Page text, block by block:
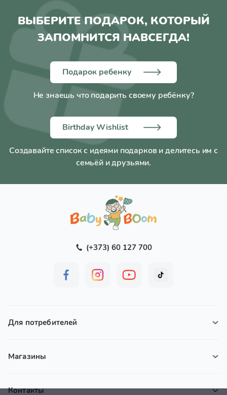
ВЫБЕРИТЕ ПОДАРОК, КОТОРЫЙ
ЗАПОМНИТСЯ НАВСЕГДА!
Подарок ребенку
Не знаешь что подарить своему ребёнку?
Birthday Wishlist
Создавайте список с идеями подарков и делитесь им с
семьёй и друзьями.
(+373) 60 127 700
Для потребителей
Магазины
Контакты